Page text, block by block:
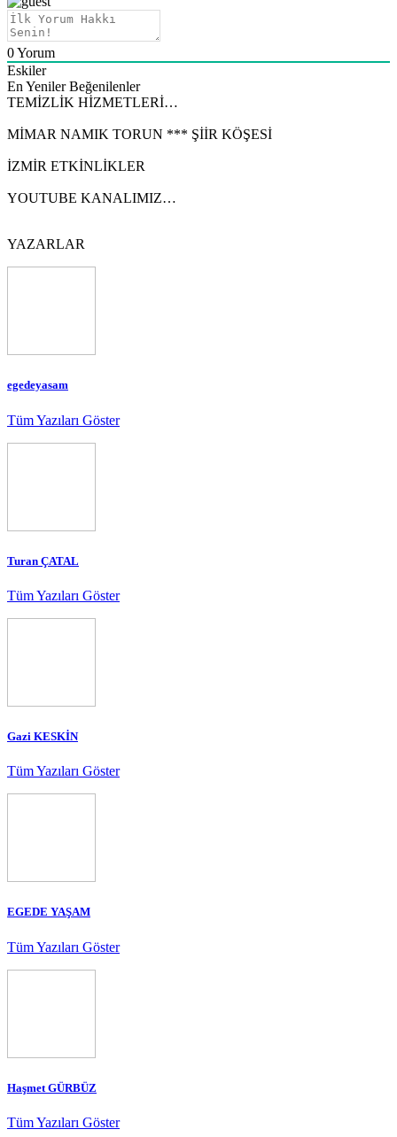
0Yorum
Eskiler
En Yeniler Beğenilenler
TEMİZLİK HİZMETLERİ…
MİMAR NAMIK TORUN *** ŞİİR KÖŞESİ
İZMİR ETKİNLİKLER
YOUTUBE KANALIMIZ…
YAZARLAR
egedeyasam
Tüm Yazıları Göster
Turan ÇATAL
Tüm Yazıları Göster
Gazi KESKİN
Tüm Yazıları Göster
EGEDE YAŞAM
Tüm Yazıları Göster
Haşmet GÜRBÜZ
Tüm Yazıları Göster